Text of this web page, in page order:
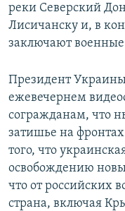
реки Северский
Лисичанску и, в
заключают
Президент
ежевечернем
согражданам, что
затишье на
того, что
освобождению
что от российских
страна, включая